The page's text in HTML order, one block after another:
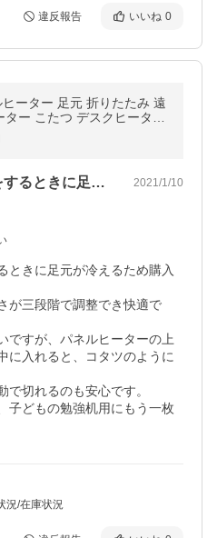
違反報告 いいね 0
ーター 足元 折りたたみ 遠
ー こたつ デスクヒーター
ーター 暖房 省エネ 節電
テレワークで家で仕事をするときに足元が… 2021/1/10
ときに足元が冷えるため購入
が三段階で調整でき快適で
ですが、パネルヒーターの上
に入れると、コタツのように
切れるのも安心です。
子どもの勉強机用にもう一枚
況/在庫状況